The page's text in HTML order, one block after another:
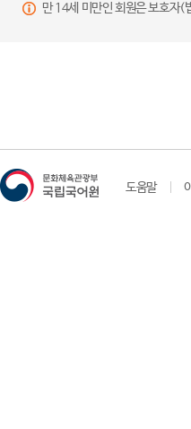
만 14세 미만인 회원은 보호자(
도움말